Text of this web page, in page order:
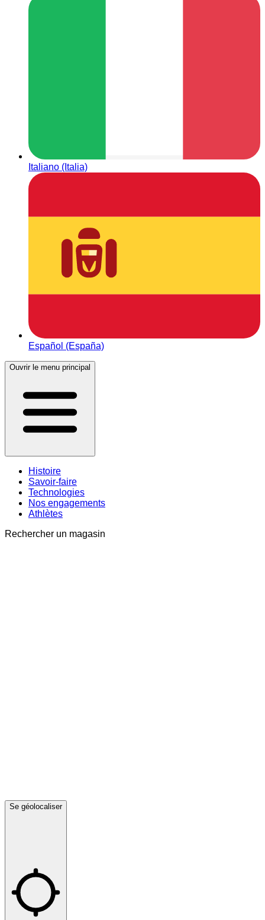
Italiano (Italia)
Español (España)
Ouvrir le menu principal
Histoire
Savoir-faire
Technologies
Nos engagements
Athlètes
Rechercher un magasin
Se géolocaliser